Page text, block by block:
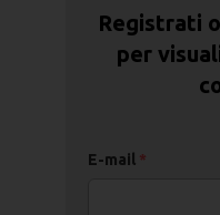
Registrati
per
E-mail *
E-mail *